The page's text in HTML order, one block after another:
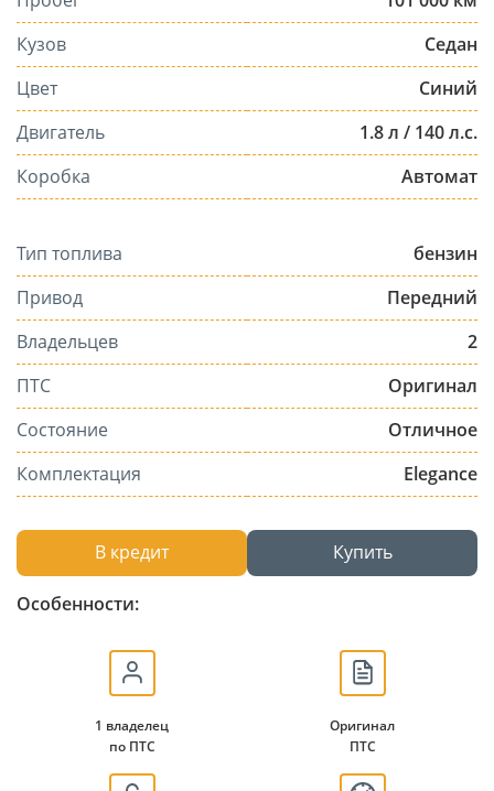
Кузов
Седан
Цвет
Синий
Двигатель
1.8 л / 140 л.с.
Коробка
Автомат
Тип топлива
бензин
Привод
Передний
Владельцев
2
ПТС
Оригинал
Состояние
Отличное
Комплектация
Elegancе
В кредит Купить
Особенности:
1 владелец
по ПТС
Оригинал
ПТС